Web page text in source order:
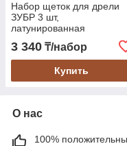
Набор щеток для дрели
ЗУБР 3 шт,
латунированная
проволока (3530-H3_z02)
3 340 ₸/набор
Купить
О нас
100%